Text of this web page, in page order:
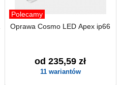
Polecamy
Oprawa Cosmo LED Apex ip66
od 235,59 zł
11 wariantów